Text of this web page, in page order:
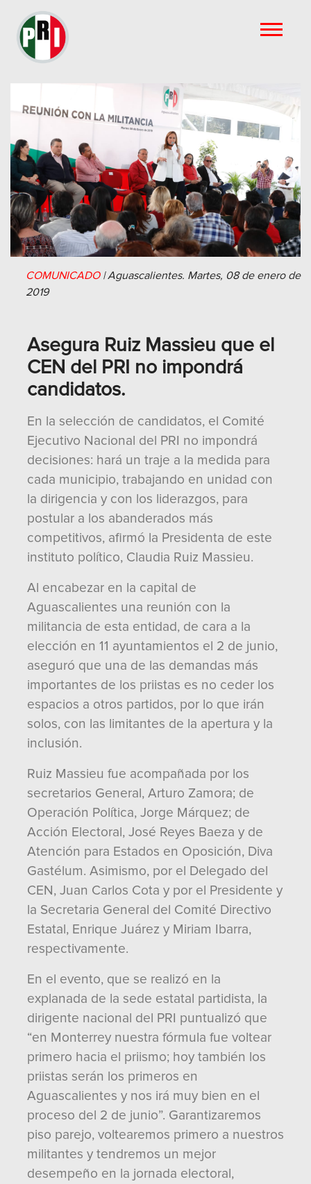
COMUNICADO|Aguascalientes. Martes, 08 de enero de
2019
Asegura Ruiz Massieu que el
CEN del PRI no impondrá
candidatos.
En la selección de candidatos, el Comité
Ejecutivo Nacional del PRI no impondrá
decisiones: hará un traje a la medida para
cada municipio, trabajando en unidad con
la dirigencia y con los liderazgos, para
postular a los abanderados más
competitivos, afirmó la Presidenta de este
instituto político, Claudia Ruiz Massieu.
Al encabezar en la capital de
Aguascalientes una reunión con la
militancia de esta entidad, de cara a la
elección en 11 ayuntamientos el 2 de junio,
aseguró que una de las demandas más
importantes de los priistas es no ceder los
espacios a otros partidos, por lo que irán
solos, con las limitantes de la apertura y la
inclusión.
Ruiz Massieu fue acompañada por los
secretarios General, Arturo Zamora; de
Operación Política, Jorge Márquez; de
Acción Electoral, José Reyes Baeza y de
Atención para Estados en Oposición, Diva
Gastélum. Asimismo, por el Delegado del
CEN, Juan Carlos Cota y por el Presidente y
la Secretaria General del Comité Directivo
Estatal, Enrique Juárez y Miriam Ibarra,
respectivamente.
En el evento, que se realizó en la
explanada de la sede estatal partidista, la
dirigente nacional del PRI puntualizó que
“en Monterrey nuestra fórmula fue voltear
primero hacia el priismo; hoy también los
priistas serán los primeros en
Aguascalientes y nos irá muy bien en el
proceso del 2 de junio”. Garantizaremos
piso parejo, voltearemos primero a nuestros
militantes y tendremos un mejor
desempeño en la jornada electoral,